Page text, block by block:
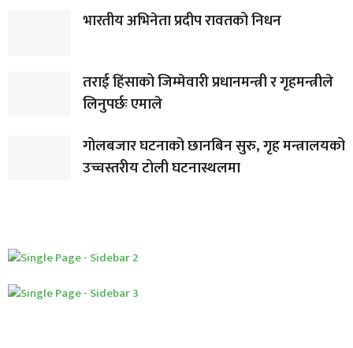
भारतीय अभिनेता प्रदीप रावतको निधन
तराई हिंसाको जिम्मेवारी प्रधानमन्त्री र गृहमन्त्रीले
लिनुपर्छः एमाले
गोलबजार घटनाको छानबिन सुरु, गृह मन्त्रालयको
उच्चस्तरीय टोली घटनास्थलमा